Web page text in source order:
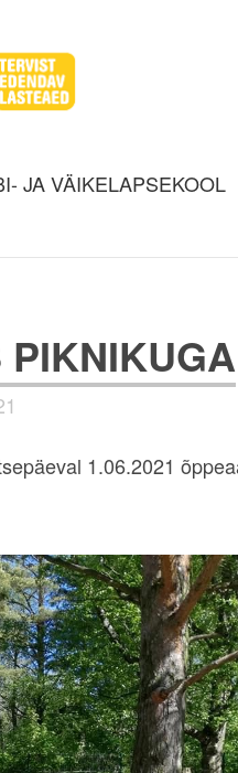
JA VÄIKELAPSEKOOL
PIKNIKUGA
1.06.2021